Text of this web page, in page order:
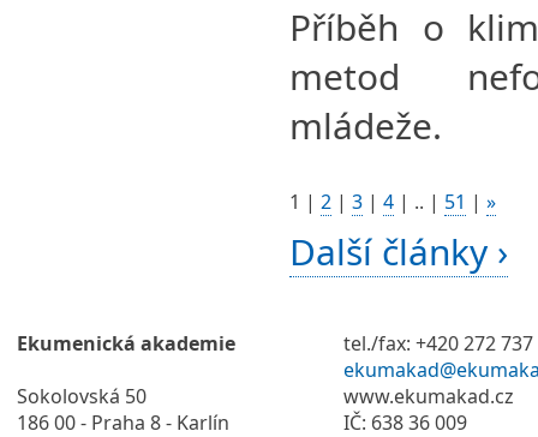
Příběh o
metod
mládeže.
1 | 2 | 3 | 4 | .. | 51 | »
Další články ›
Ekumenická akademie
Sokolovská 50
186 00 - Praha 8 - Karlín
tel./fax: +420 272 737
www.ekumakad.cz
IČ: 638 36 009